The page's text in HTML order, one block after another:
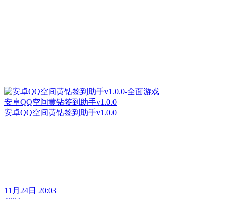
安卓QQ空间黄钻签到助手v1.0.0
安卓QQ空间黄钻签到助手v1.0.0
11月24日 20:03